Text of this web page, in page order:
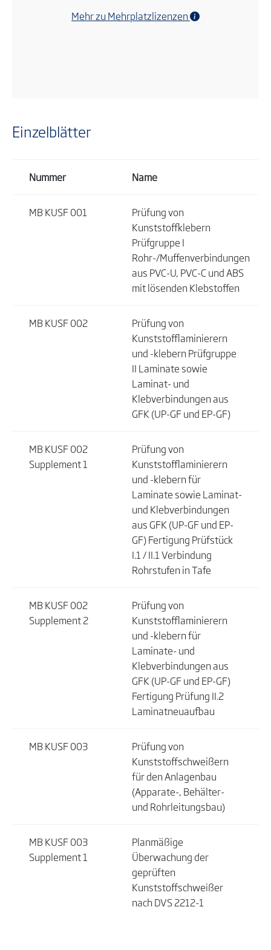
Mehr zu Mehrplatzlizenzen
Einzelblätter
Nummer Name
MB KUSF 001
Prüfung von
Kunststoffklebern
Prüfgruppe I
Rohr-/Muffenverbindungen
aus PVC-U, PVC-C und ABS
mit lösenden Klebstoffen
MB KUSF 002
Prüfung von
Kunststofflaminierern
und -klebern Prüfgruppe
II Laminate sowie
Laminat- und
Klebverbindungen aus
GFK (UP-GF und EP-GF)
MB KUSF 002
Supplement 1
Prüfung von
Kunststofflaminierern
und -klebern für
Laminate sowie Laminat-
und Klebverbindungen
aus GFK (UP-GF und EP-
GF) Fertigung Prüfstück
I.1 / II.1 Verbindung
Rohrstufen in Tafe
MB KUSF 002
Supplement 2
Prüfung von
Kunststofflaminierern
und -klebern für
Laminate- und
Klebverbindungen aus
GFK (UP-GF und EP-GF)
Fertigung Prüfung II.2
Laminatneuaufbau
MB KUSF 003
Prüfung von
Kunststoffschweißern
für den Anlagenbau
(Apparate-, Behälter-
und Rohrleitungsbau)
MB KUSF 003
Supplement 1
Planmäßige
Überwachung der
geprüften
Kunststoffschweißer
nach DVS 2212-1